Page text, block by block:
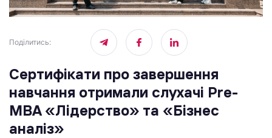
Поділитись:
Сертифікати про завершення
навчання отримали слухачі Pre-
MBA «Лідерство» та «Бізнес
аналіз»